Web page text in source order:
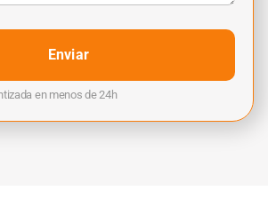
Enviar
en menos de 24h